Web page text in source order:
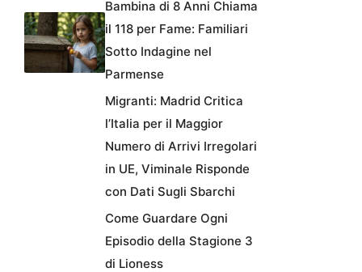
Bambina di 8 Anni Chiama
il 118 per Fame: Familiari
Sotto Indagine nel
Parmense
Migranti: Madrid Critica
l’Italia per il Maggior
Numero di Arrivi Irregolari
in UE, Viminale Risponde
con Dati Sugli Sbarchi
Come Guardare Ogni
Episodio della Stagione 3
di Lioness